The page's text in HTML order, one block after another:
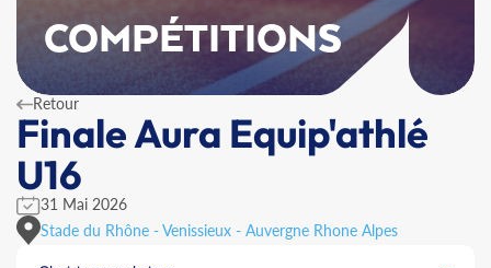
COMPÉTITIONS
Retour
Finale Aura Equip'athlé
U16
31 Mai 2026
Stade du Rhône - Venissieux - Auvergne Rhone Alpes